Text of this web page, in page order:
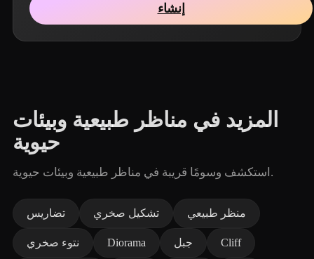
إنشاء
المزيد في مناظر طبيعية وبيئات
حيوية
استكشف وسومًا قريبة في مناظر طبيعية وبيئات حيوية.
تضاريس تشكيل صخري منظر طبيعي
نتوء صخري Diorama جبل Cliff